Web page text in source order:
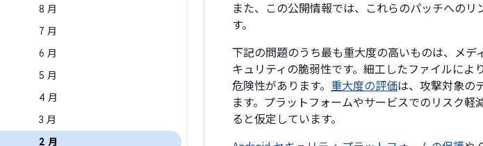
8 月
7 月
6 月
5 月
4 月
3 月
2 月
また、この公開情報では、これらのパッチへの
す。
下記の問題のうち最も重大度の高いものは、メ
キュリティの脆弱性です。細工したファイルに
危険性があります。 重大度の評価は、攻撃対象の
ます。プラットフォームやサービスでのリスク
ると仮定しています。